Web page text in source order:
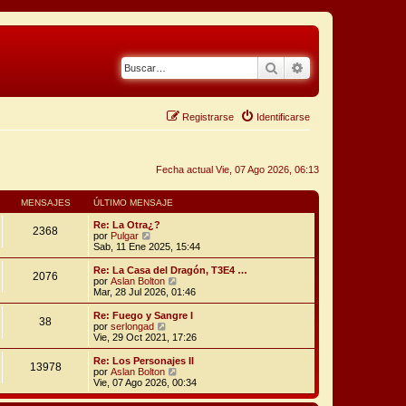
Buscar
Identificarse
Registrarse
Fecha actual Vie, 07 Ago 2026, 06:13
MENSAJES ÚLTIMO MENSAJE
2368
Re: La Otra¿?
por Pulgar
e
r
ú
l
t
m
o
m
e
s
a
j
e
Sab, 11 Ene 2025, 15:44
2076
Re: La Casa del Dragón, T3E4 …
por Aslan Bolton
e
r
ú
t
o
m
e
n
Mar, 28 Jul 2026, 01:46
38
Re: Fuego y Sangre I
por serlongad
r
ú
l
t
i
m
Vie, 29 Oct 2021, 17:26
13978
Re: Los Personajes II
por Aslan Bolton
e
r
ú
Vie, 07 Ago 2026, 00:34